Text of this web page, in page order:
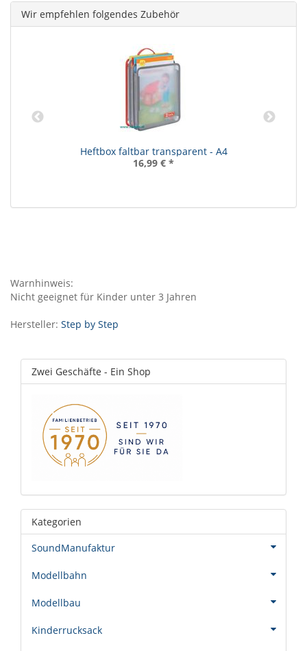
Wir empfehlen folgendes Zubehör
Heftbox faltbar transparent - A4
16,99 € *
Warnhinweis:
Nicht geeignet für Kinder unter 3 Jahren
Hersteller: Step by Step
Zwei Geschäfte - Ein Shop
Kategorien
SoundManufaktur
Modellbahn
Modellbau
Kinderrucksack